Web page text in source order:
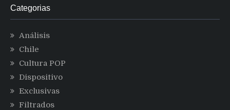
Categorias
Análisis
Chile
Cultura POP
Dispositivo
Exclusivas
Filtrados